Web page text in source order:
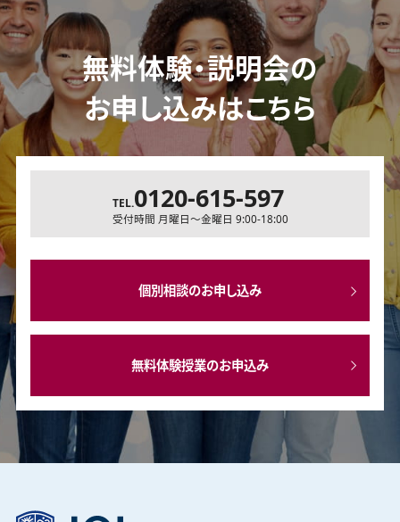
無料体験・説明会の
お申し込みはこちら
TEL.0120-615-597
受付時間 月曜日～金曜日 9:00-18:00
個別相談のお申し込み
無料体験授業のお申込み